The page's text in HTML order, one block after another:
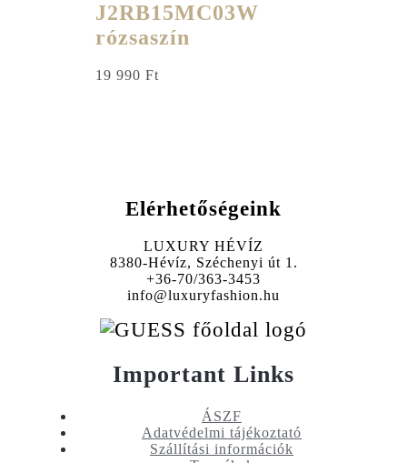
J2RB15MC03W
rózsaszín
19 990 Ft
Elérhetőségeink
LUXURY HÉVÍZ
8380-Hévíz, Széchenyi út 1.
+36-70/363-3453
info@luxuryfashion.hu
Important Links
ÁSZF
Adatvédelmi tájékoztató
Szállítási információk